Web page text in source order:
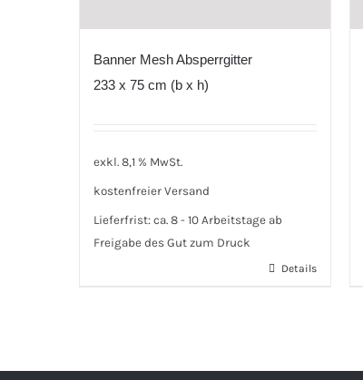
Banner Mesh Absperrgitter
233 x 75 cm (b x h)
exkl. 8,1 % MwSt.
kostenfreier Versand
Lieferfrist: ca. 8 - 10 Arbeitstage ab
Freigabe des Gut zum Druck
Details